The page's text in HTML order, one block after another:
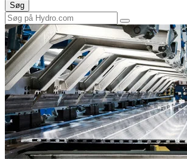
Søg